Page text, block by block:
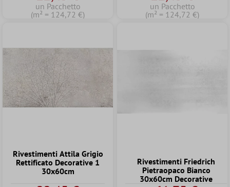
un Pacchetto
(m² = 124,72 €)
un Pacchetto
(m² = 124,72 €)
Rivestimenti Attila Grigio
Rettificato Decorative 1
30x60cm
Rivestimenti Friedrich
Pietraopaco Bianco
30x60cm Decorative